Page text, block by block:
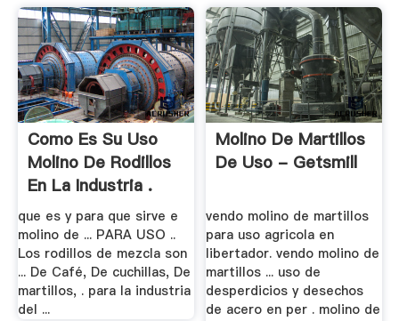
Como Es Su Uso
Molino De Rodillos
En La Industria .
que es y para que sirve e
molino de ... PARA USO ..
Los rodillos de mezcla son
... De Café, De cuchillas, De
martillos, . para la industria
del ...
Molino De Martillos
De Uso - Getsmill
vendo molino de martillos
para uso agricola en
libertador. vendo molino de
martillos ... uso de
desperdicios y desechos
de acero en per . molino de